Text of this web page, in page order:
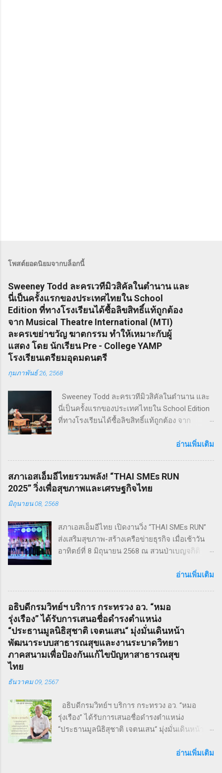
โพสต์ยอดนิยมจากบล็อกนี้
Sweeney Todd ละครเวทีมิวสิคัลในตำนาน และ
นี่เป็นครั้งแรกของประเทศไทยใน School
Edition ที่ทางโรงเรียนได้ซื้อลิขสิทธิ์แท้ถูกต้อง
จาก Musical Theatre International (MTI)
ละครเขย่าขวัญ ฆาตกรรม ทำให้เหมาะกับผู้
แสดง โดย นักเรียน Pre - College YAMP
โรงเรียนเตรียมอุดมดนตรี
กุมภาพันธ์ 26, 2568
Sweeney Todd ละครเวทีมิวสิคัลในตำนาน และ
นี่เป็นครั้งแรกของประเทศไทยใน School Edition
ที่ทางโรงเรียนได้ซื้อลิขสิทธิ์แท้ถูกต้อง จาก
ขวัญ ฆาตกรรม ทำให้เหมาะกับผู้แสดง โดย
!! โดยเลือกเป็น School Edition ที่ลดบทให้ดู
เหมาะสม แต่ยังคงไว้ซึ่งความเข้มข้น! กำกับการ
แสดงโดย ดำเกิง ฐิตะปิยะศักดิ์ หรือ คุณบิ๊ก
ช่างตัดผมชาวอังกฤษ ที่สูญเสียภรรยาและลูกไป
จนเกิดเป็นความแค้นที่นำไปสู่โศกอนาถตกรรม
เลวร้ายในที่สุด โดยตัวละคร Sweeney Todd มีต้น
ความนิยมอย่างต่อเนื่อง ซึ่งรู้จักกันในชื่อ Penny
ฤดูหนาวของปี ค.ศ. 1846 – 1847 เรื่องราวของ
Sweeney Todd ยังเคยถูกนำไปดัดแปลงเป็น
ภาพยนตร์เพลงด้วยชื่อเดียวกันในปี ค.ศ. 2007
หรือ พ.ศ. 2550 ซึ่งกำกับโดย Timothy Walter
Burt...
อ่านเพิ่มเติม
สภาเอสเอ็มอีไทยรวมพลัง! “THAI SMEs RUN
2025” วิ่งเพื่อสุขภาพและเศรษฐกิจไทย
มิถุนายน 08, 2568
สภาเอสเอ็มอีไทย เปิดงานวิ่ง “THAI SMEs RUN”
ส่งเสริมสุขภาพ-สร้างเครือข่ายธุรกิจ เมื่อเช้าวัน
อาทิตย์ที่ 8 มิถุนายน 2568 ณ สวนป่าเบญจกิติ
ไทย (สภาเอสเอ็มอีไทย) จัดงานวิ่งมินิมาราธอน
ข่ายธุรกิจระหว่าง ผู้ประกอบการ SMEs และ
ประชาชน ทั่วไป ภายใต้แนวคิด “We Go We
Grow We Goal” ที่เน้นการก้าวไปข้างหน้า เติบโต
อย่างมั่นคง และมุ่งสู่เป้าหมายร่วมกัน งานวิ่ง THAI
SMEs RUN: สุขภาพดี เครือข่ายแน่น งานนี้เต็มไป
Marathon (9 กม.) และ Fun Run (4.5 กม.) ผู้เข้า
ลุ้นถ้วยรางวัล Overall สำหรับผู้เข้าเส้นชัยอันดับ
ต้น ๆ นอกจากส่งเสริมสุขภาพ งานนี้ยังเป็นเวที
สำคัญสำหรับ การสร้างเครือข่ายธุรกิจ แลก
SMEs ไทย ผู้นำและผู้สนับสนุนงานวิ่ง THAI SMEs
อ่านเพิ่มเติม
อธิบดีกรมวิทย์ฯ บริการ กระทรวง อว. “หมอ
รุ่งเรือง” ได้รับการเสนอชื่อดำรงตำแหน่ง
“ประธานมูลนิธิสุชาติ เจตนเสน“ มุ่งมั่นเดินหน้า
พัฒนาระบบสาธารณสุขและงานระบาดวิทยา
ภาคสนามเพื่อป้องกันแก้ไขปัญหาสาธารณสุข
ไทย
ธันวาคม 09, 2567
อธิบดีกรมวิทย์ฯ บริการ กระทรวง อว. “หมอ
รุ่งเรือง” ได้รับการเสนอชื่อดำรงตำแหน่ง
“ประธานมูลนิธิสุชาติ เจตนเสน“ มุ่งมั่นเดินหน้า
สนามเพื่อป้องกันแก้ไขปัญหาสาธารณสุขไทย 9
อ่านเพิ่มเติม